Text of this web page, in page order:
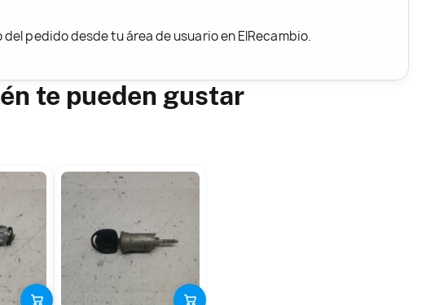
pedido desde tu área de usuario en ElRecambio.
te pueden gustar